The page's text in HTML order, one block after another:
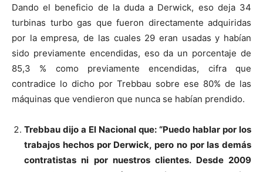
Dando el beneficio de la duda a Derwick, eso deja 34
turbinas turbo gas que fueron directamente adquiridas
por la empresa, de las cuales 29 eran usadas y habían
sido previamente encendidas, eso da un porcentaje de
85,3 % como previamente encendidas, cifra que
contradice lo dicho por Trebbau sobre ese 80% de las
máquinas que vendieron que nunca se habían prendido.
Trebbau dijo a El Nacional que: “Puedo hablar por los
trabajos hechos por Derwick, pero no por las demás
contratistas ni por nuestros clientes. Desde 2009